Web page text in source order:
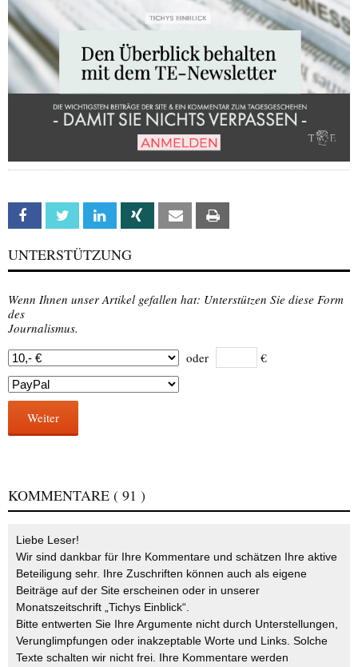
Facebook Twitter Linkedin Xing Email
UNTERSTÜTZUNG
Wenn Ihnen unser Artikel gefallen hat: Unterstützen Sie diese Form
des
Journalismus.
oder
€
Weiter
KOMMENTARE ( 91 )
Liebe Leser!
Wir sind dankbar für Ihre Kommentare und schätzen Ihre aktive
Beteiligung sehr. Ihre Zuschriften können auch als eigene
Beiträge auf der Site erscheinen oder in unserer
Monatszeitschrift „Tichys Einblick“.
Bitte entwerten Sie Ihre Argumente nicht durch Unterstellungen,
Verunglimpfungen oder inakzeptable Worte und Links. Solche
Texte schalten wir nicht frei. Ihre Kommentare werden